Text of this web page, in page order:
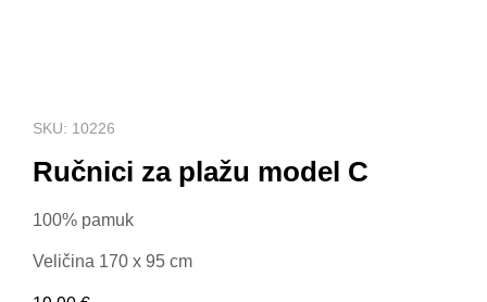
SKU: 10226
Ručnici za plažu model C
100% pamuk
Veličina 170 x 95 cm